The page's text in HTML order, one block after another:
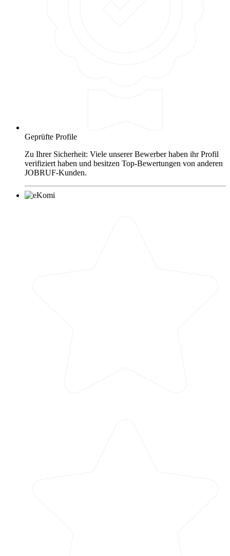
Geprüfte Profile
Zu Ihrer Sicherheit: Viele unserer Bewerber haben ihr Profil
verifiziert haben und besitzen Top-Bewertungen von anderen
JOBRUF-Kunden.